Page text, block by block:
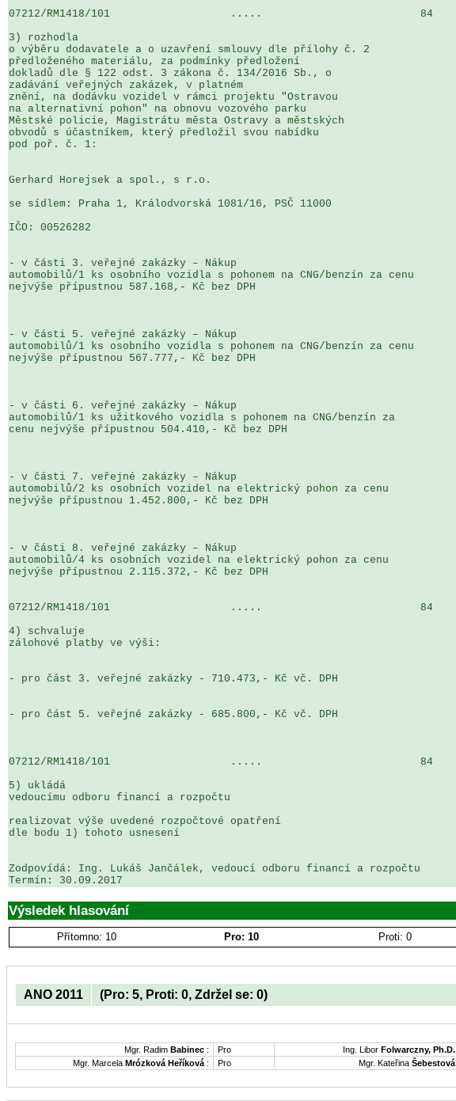
07212/RM1418/101                   .....                         84
3) rozhodla
o výběru dodavatele a o uzavření smlouvy dle přílohy č. 2
předloženého materiálu, za podmínky předložení
dokladů dle § 122 odst. 3 zákona č. 134/2016 Sb., o
zadávání veřejných zakázek, v platném
znění, na dodávku vozidel v rámci projektu "Ostravou
na alternativní pohon" na obnovu vozového parku
Městské policie, Magistrátu města Ostravy a městských
obvodů s účastníkem, který předložil svou nabídku
pod poř. č. 1:
Gerhard Horejsek a spol., s r.o.
se sídlem: Praha 1, Králodvorská 1081/16, PSČ 11000
IČO: 00526282
- v části 3. veřejné zakázky – Nákup
automobilů/1 ks osobního vozidla s pohonem na CNG/benzín za cenu
nejvýše přípustnou 587.168,- Kč bez DPH
- v části 5. veřejné zakázky – Nákup
automobilů/1 ks osobního vozidla s pohonem na CNG/benzín za cenu
nejvýše přípustnou 567.777,- Kč bez DPH
- v části 6. veřejné zakázky – Nákup
automobilů/1 ks užitkového vozidla s pohonem na CNG/benzín za
cenu nejvýše přípustnou 504.410,- Kč bez DPH
- v části 7. veřejné zakázky – Nákup
automobilů/2 ks osobních vozidel na elektrický pohon za cenu
nejvýše přípustnou 1.452.800,- Kč bez DPH
- v části 8. veřejné zakázky – Nákup
automobilů/4 ks osobních vozidel na elektrický pohon za cenu
nejvýše přípustnou 2.115.372,- Kč bez DPH
07212/RM1418/101                   .....                         84
4) schvaluje
zálohové platby ve výši:
- pro část 3. veřejné zakázky - 710.473,- Kč vč. DPH
- pro část 5. veřejné zakázky - 685.800,- Kč vč. DPH
07212/RM1418/101                   .....                         84
5) ukládá
vedoucímu odboru financí a rozpočtu
realizovat výše uvedené rozpočtové opatření
dle bodu 1) tohoto usnesení
Zodpovídá: Ing. Lukáš Jančálek, vedoucí odboru financí a rozpočtu
Výsledek hlasování
Přítomno: 10 Pro: 10 Proti: 0
ANO 2011 (Pro: 5, Proti: 0, Zdržel se: 0)
Mgr. Radim Babinec : Pro Ing. Libor Folwarczny, Ph.D.
Mgr. Marcela Mrózková Heříková : Pro Mgr. Kateřina Šebestová